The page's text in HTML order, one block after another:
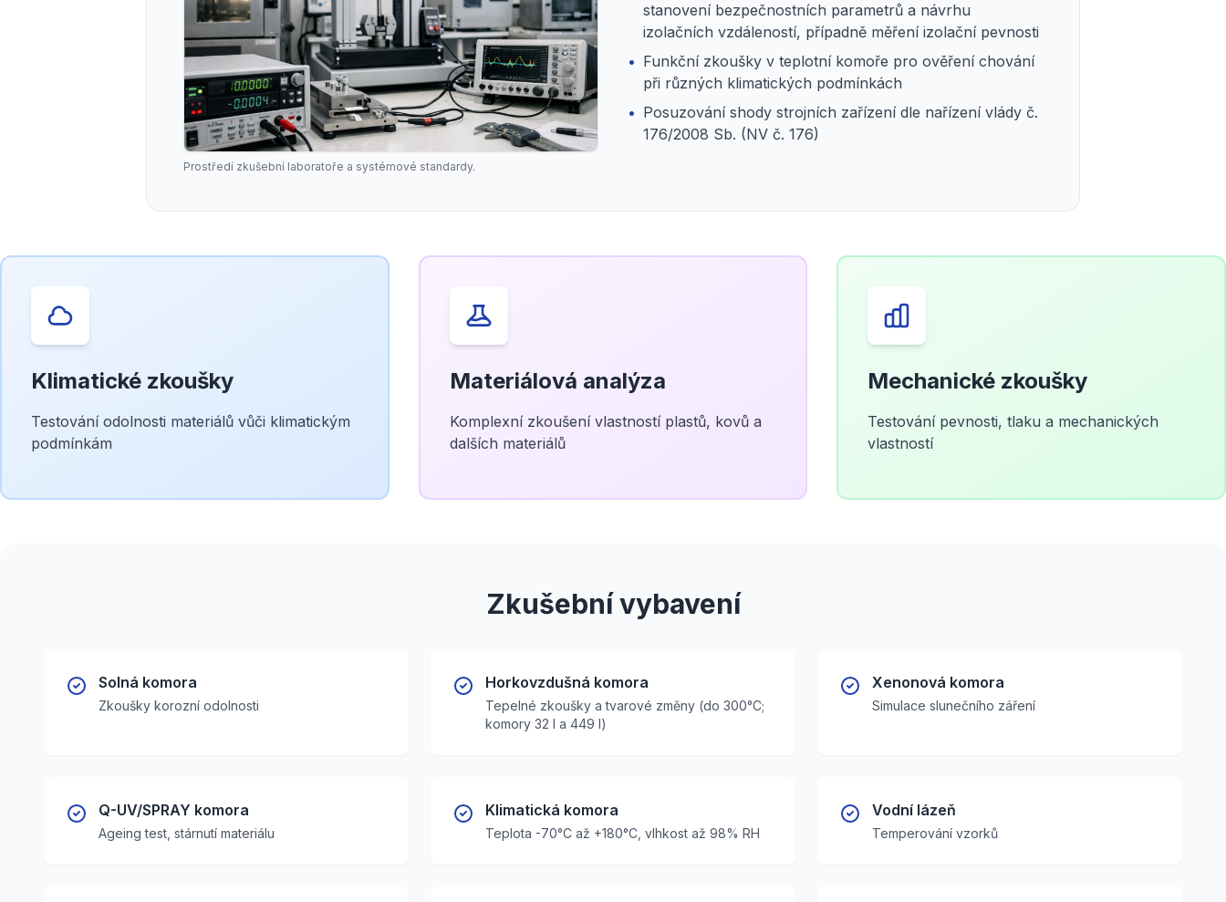
Prostředí zkušební laboratoře a systémové standardy.
stanovení bezpečnostních parametrů a návrhu
izolačních vzdáleností, případně měření izolační pevnosti
• Funkční zkoušky v teplotní komoře pro ověření chování
při různých klimatických podmínkách
• Posuzování shody strojních zařízení dle nařízení vlády č.
176/2008 Sb. (NV č. 176)
Klimatické zkoušky
Testování odolnosti materiálů vůči klimatickým
podmínkám
Materiálová analýza
Komplexní zkoušení vlastností plastů, kovů a
dalších materiálů
Mechanické zkoušky
Testování pevnosti, tlaku a mechanických
vlastností
Zkušební vybavení
Solná komora
Zkoušky korozní odolnosti
Horkovzdušná komora
Tepelné zkoušky a tvarové změny (do 300°C;
komory 32 l a 449 l)
Xenonová komora
Simulace slunečního záření
Q-UV/SPRAY komora
Ageing test, stárnutí materiálu
Klimatická komora
Teplota -70°C až +180°C, vlhkost až 98% RH
Vodní lázeň
Temperování vzorků